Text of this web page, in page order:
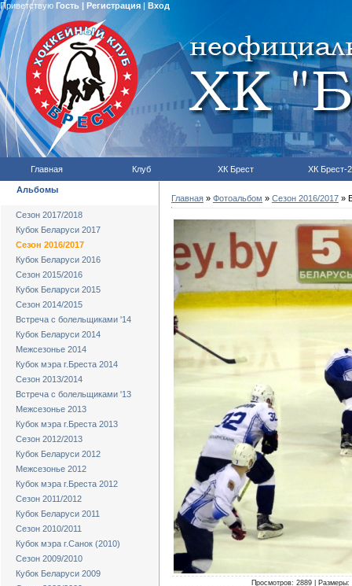
Приветствую Гость | Регистрация| Вход
Главная Клуб ХК Брест ХК Брест-2
Альбомы
Сезон 2017/2018
Кубок Беларуси 2017
Сезон 2016/2017
Кубок Беларуси 2016
Сезон 2015/2016
Кубок Беларуси 2015
Сезон 2014/2015
Встреча с болельщиками '14
Кубок Беларуси 2014
Межсезонье 2014
Кубок мэра г.Бреста 2014
Сезон 2013/2014
Встреча с болельщиками '13
Межсезонье 2013
Кубок мэра г.Бреста 2013
Сезон 2012/2013
Кубок Беларуси 2012
Межсезонье 2012
Кубок мэра г.Бреста 2012
Сезон 2011/2012
Кубок Беларуси 2011
Сезон 2010/2011
Кубок мэра г.Санок (2010)
Сезон 2009/2010
Кубок Беларуси 2009
Главная » Фотоальбом » Сезон 2016/2017 »
Просмотров: 2889 |